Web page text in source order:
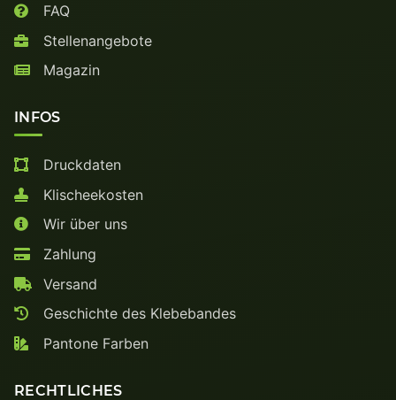
FAQ
Stellenangebote
Magazin
INFOS
Druckdaten
Klischeekosten
Wir über uns
Zahlung
Versand
Geschichte des Klebebandes
Pantone Farben
RECHTLICHES